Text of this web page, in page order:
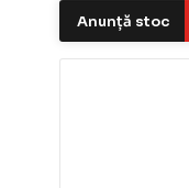
Anunță stoc